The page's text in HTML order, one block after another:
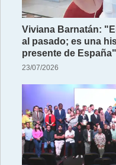
Viviana Barnatán:
al pasado; es una
presente de España"
23/07/2026